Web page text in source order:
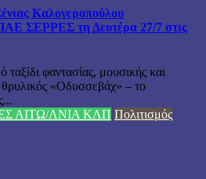
Καλογεροπούλου
ΣΕΡΡΕΣ τη Δευτέρα 27/7 στις
φαντασίας, μουσικής και
θρυλικός «Οδυσσεβάχ» – το
ΑΙΤΩ/ΛΝΙΑ ΚΛΠ Πολιτισμός